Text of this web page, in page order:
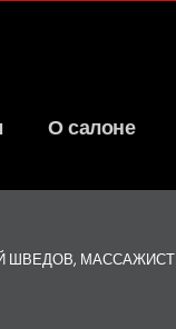
О салоне
ШВЕДОВ, МАССАЖИСТ